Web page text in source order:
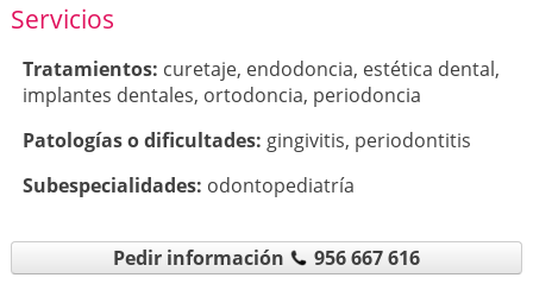
Servicios
Tratamientos: curetaje, endodoncia, estética dental,
implantes dentales, ortodoncia, periodoncia
Patologí­as o dificultades: gingivitis, periodontitis
Subespecialidades: odontopediatría
Pedir información 956 667 616